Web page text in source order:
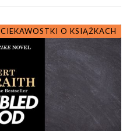
CIEKAWOSTKI O KSIĄŻKACH